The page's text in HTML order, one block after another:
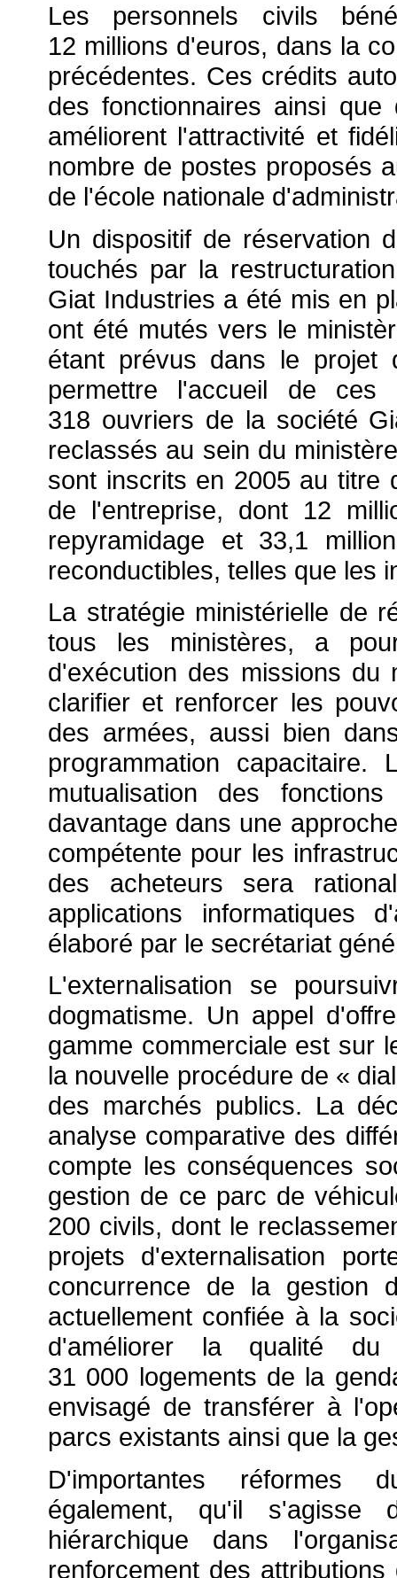
Les personnels civils
12 millions d'euros, dans la
précédentes. Ces crédits
des fonctionnaires ainsi
améliorent l'attractivité et
nombre de postes proposés
de l'école nationale
Un dispositif de réservation
touchés par la
Giat Industries a été mis en
ont été mutés vers le
étant prévus dans le projet
permettre l'accueil de ces
318 ouvriers de la société
reclassés au sein du
sont inscrits en 2005 au titre
de l'entreprise, dont 12
repyramidage et 33,1
reconductibles, telles que les
La stratégie ministérielle de
tous les ministères, a
d'exécution des missions
clarifier et renforcer les
des armées, aussi bien
programmation
mutualisation des
davantage dans une
compétente pour les
des acheteurs sera
applications informatiques
élaboré par le secrétariat
L'externalisation se
dogmatisme. Un appel
gamme commerciale est sur
la nouvelle procédure de «
des marchés publics. La
analyse comparative des
compte les conséquences
gestion de ce parc de
200 civils, dont le
projets d'externalisation
concurrence de la gestion
actuellement confiée à la
d'améliorer la qualité
31 000 logements de la
envisagé de transférer à
parcs existants ainsi que la
D'importantes réformes
également, qu'il s'agisse
hiérarchique dans
renforcement des